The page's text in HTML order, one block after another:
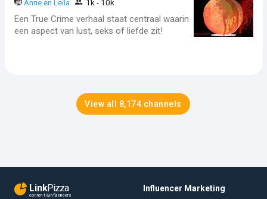
Anne en Leila 1k - 10k
Een True Crime verhaal staat centraal waarin
een aspect van lust, seks of liefde zit!
View all 8,174 channels
LinkPizza
content & influencers
Influencer Marketing